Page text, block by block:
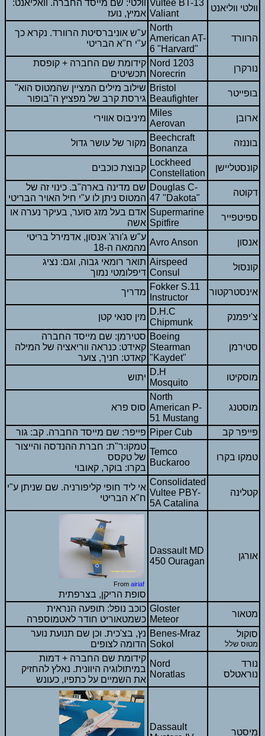
וולטי: שם מייסד החברה. וואליאנט:
אמיץ, נועז
Vultee BT-13
Valiant
וולטי ווליאנט
ע"ש אוניברסיטת הרוורד. נקרא כך
ע"י ח"א הבריטי
North
American AT-
6 "Harvard"
הרוורד
קידומת שם החברה + קופסת
תכשיטים
Nord 1203
Norecrin
נורקרן
"שילוב מילים המציין שהמטוס הוא
גירסת קרב של מפציץ ה"בופור
Bristol
Beaufighter
בופייטר
מיניבוס אווירי
Miles
Aerovan
ארובן
מקור של עושר גדול
Beechcraft
Bonanza
בוננזה
קבוצת כוכבים
Lockheed
Constellation
קונסטליישן
שם מדינה בארה"ב. כינוי זה של
המטוס ניתן לו ע"י חיל האויר הבריטי
Douglas C-
47 "Dakota"
דקוטה
אדם בעל מזג סוער, בעיקר נערה או
אשה
Supermarine
Spitfire
ספיטפייר
ע"ש ג'ורג' אנסון, אדמירל בריטי
מהמאה ה-18
Avro Anson
אנסון
תואר רומאי גבוה, וגם: נציג
דיפלומטי נמוך
Airspeed
Consul
קונסול
מדריך
Fokker S.11
Instructor
אינסטרקטור
מין סנאי קטן
D.H.C
Chipmunk
צ'יפמנק
סטירמן: שם מייסד החברה
קאידט: כנראה ווריאציה של המילה
קאדט: חניך, צוער
Boeing
Stearman
"Kaydet"
סטירמן
יתוש
D.H
Mosquito
מוסקיטו
סוס פרא
North
American P-
51 Mustang
מוסטנג
פייפר: שם מייסד החברה. קב: גור Piper Cub
פייפר קב
טמקו:ר"ת: חברת ההנדסה והייצור
של טקסס
בקרו: בוקר, קאובוי
Temco
Buckaroo
טמקו בקרו
אי ליד חופי קליפורניה. שם שניתן ע"י
ח"א הבריטי
Consolidated
Vultee PBY-
5A Catalina
קטלינה
From airiaf
סופת הריקן, בצרפתית
Dassault MD
450 Ouragan
אורגן
כוכב נופל: תופעה הנראית
כשמטאוריט חודר לאטמוספרה
Gloster
Meteor
מטאור
נץ, בצ'כית. וכן שם תנועת נוער
הדומה לצופים
Benes-Mraz
Sokol
סוקול
מטוס שלל
קידומת שם החברה + דמות
במיתולוגיה היוונית. נאלץ להחזיק
את השמיים על כתפיו, כעונש
Nord
Noratlas
נורד
נוראטלס
Dassault
מיסטר